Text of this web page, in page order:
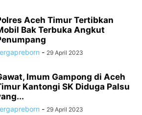
Aceh Timur Tertibkan
Bak Terbuka Angkut
- 29 April 2023
Imum Gampong di Aceh
Kantongi SK Diduga Palsu
- 29 April 2023